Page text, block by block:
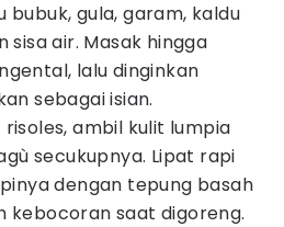
bubuk, gula, garam, kaldu
sisa air. Masak hingga
lalu dinginkan
sebagai isian.
ambil kulit lumpia
secukupnya. Lipat rapi
dengan tepung basah
kebocoran saat digoreng.